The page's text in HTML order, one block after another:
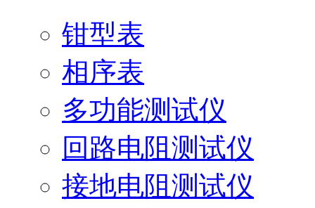
钳型表
相序表
多功能测试仪
回路电阻测试仪
接地电阻测试仪